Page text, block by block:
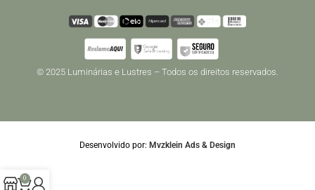
© 2025 Luminárias e Lustres – Todos os direitos reservados.
Desenvolvido por: Mvzklein Ads & Design
0